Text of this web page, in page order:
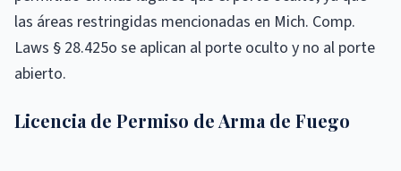
las áreas restringidas mencionadas en Mich. Comp.
Laws § 28.425o se aplican al porte oculto y no al porte
abierto.
Licencia de Permiso de Arma de Fuego